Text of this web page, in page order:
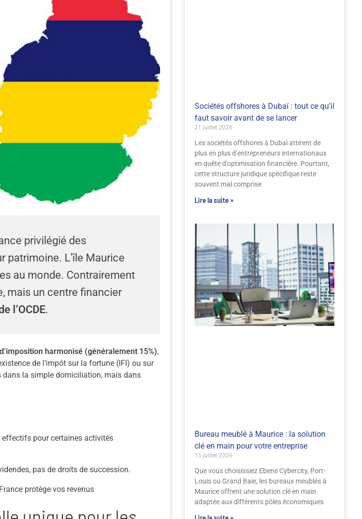
privilégié des
patrimoine. L’île Maurice
au monde. Contrairement
mais un centre financier
l’OCDE.
harmonisé (généralement 15%),
de l’impôt sur la fortune (IFI) ou sur
dans la simple domiciliation, mais dans
effectifs pour certaines activités
pas de droits de succession.
protège vos revenus
Sociétés offshores à Dubaï : tout ce qu’il
faut savoir avant de se lancer
21 juillet 2026
Les sociétés offshores à Dubaï attirent de
plus en plus d’entrepreneurs internationaux
en quête d’optimisation financière. Pourtant,
cette structure juridique spécifique reste
souvent mal comprise
Lire la suite »
Bureau meublé à Maurice : la solution
clé en main pour votre entreprise
15 juillet 2026
Que vous choisissiez Ebene Cybercity, Port-
Louis ou Grand Baie, les bureaux meublés à
Maurice offrent une solution clé en main
adaptée aux différents pôles économiques